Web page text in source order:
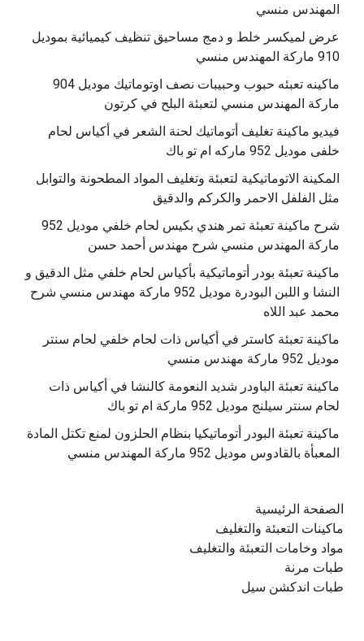
المهندس منسي
عرض لميكسر خلط و دمج مساحيق تنظيف كيميائية بموديل
910 ماركة المهندس منسي
‫ماكينه تعبئه حبوب وحبيبات نصف اوتوماتيك موديل 904
‫فيديو ماكينة تغليف أتوماتيك لحنة الشعر في أكياس لحام
خلفى موديل 952 ماركه ام تو باك
المكينة الاتوماتيكية لتعبئة وتغليف المواد المطحونة والتوابل
مثل الفلفل الاحمر والكركم والدقيق
‫شرح ماكينة تعبئة تمر هندي بكيس لحام خلفي موديل 952
ماكينة تعبئة بودر أتوماتيكية بأكياس لحام خلفي مثل الدقيق و
النشا و اللبن البودرة موديل 952 ماركة مهندس منسي شرح
محمد عبد اللاه
‫ماكينة تعبئة كاستر في أكياس ذات لحام خلفي لحام سنتر
موديل 952 ماركة مهندس منسي
‫ماكينة تعبئة الباودر شديد النعومة كالنشا في أكياس ذات
‫ماكينة تعبئة البودر أتوماتيكيا بنظام الحلزون لمنع تكتل المادة
الصفحة الرئيسية
ماكينات التعبئة والتغليف
مواد وخامات التعبئة والتغليف
طبات مرنة
طبات اندكشن سيل